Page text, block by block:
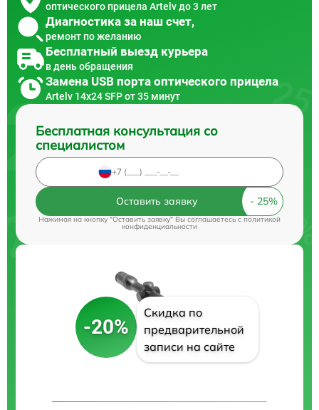
оптического прицела Artelv до 3 лет
Диагностика за наш счет,
ремонт по желанию
Бесплатный выезд курьера
в день обращения
Замена USB порта оптического прицела
Artelv 14x24 SFP от 35 минут
Бесплатная консультация со
специалистом
Оставить заявку
Нажимая на кнопку "Оставить заявку" Вы соглашаетесь cполитикой
конфиденциальности
-20%
Скидка по
предварительной
записи на сайте